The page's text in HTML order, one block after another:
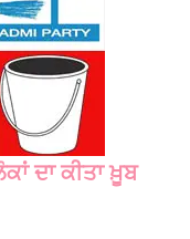
ਦਾ ਕੀਤਾ ਖ਼ੂਬ